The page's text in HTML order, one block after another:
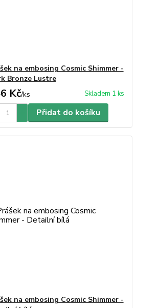
na embosing Cosmic Shimmer -
Bronze Lustre
Kč/ks Skladem 1 ks
Přidat do košíku
na embosing Cosmic Shimmer -